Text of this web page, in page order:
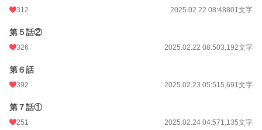
312 2025.02.22 08:48801文字
第５話②
326 2025.02.22 08:503,192文字
第６話
392 2025.02.23 05:515,691文字
第７話①
251 2025.02.24 04:571,135文字